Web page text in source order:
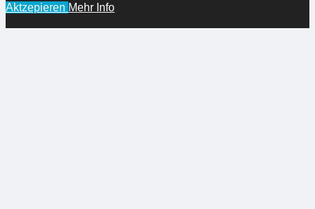
Aktzepieren Mehr Info